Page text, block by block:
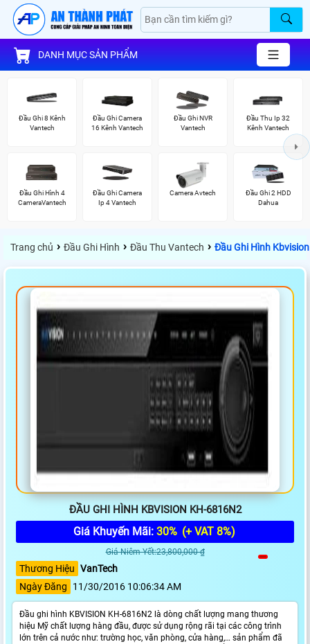
DANH MỤC SẢN PHẨM
Đầu Ghi 8 Kênh
Vantech
Đầu Ghi Camera
16 Kênh Vantech
Đầu Ghi NVR
Vantech
Đầu Thu Ip 32
Kênh Vantech
Đầu Ghi Hình 4
CameraVantech
Đầu Ghi Camera
Ip 4 Vantech
Camera Avtech
Đầu Ghi 2 HDD
Dahua
Trang chủ › Đầu Ghi Hình › Đầu Thu Vantech › Đầu Ghi Hình
ĐẦU GHI HÌNH KBVISION KH-6816N2
Giá Khuyến Mãi: 30% (+ VAT 8%)
Giá Niêm Yết:23,800,000 ₫
Thương Hiệu VanTech
Ngày Đăng
11/30/2016 10:06:34 AM
Đầu ghi hình KBVISION KH-6816N2 là dòng chất lượng mang thương
hiệu Mỹ chất lượng hàng đầu, được sử dụng rộng rãi tại các công trình
lớn trên cả nước như: trường học, văn phòng, cửa hàng,… sản phẩm đã